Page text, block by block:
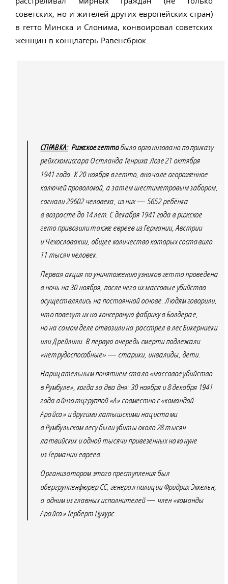
советских, но и жителей других европейских стран)
в гетто Минска и Слонима, конвоировал советских
женщин в концлагерь Равенсбрюк...
СПРАВКА: Рижское геттобыло организовано по приказу
рейхскомиссара Остланда Генриха Лозе 21 октября
1941 года. К 20 ноября в гетто, вначале огороженное
колючей проволокой, а затем шестиметровым забором,
согнали 29602 человека, из них — 5652 ребёнка
в возрасте до 14 лет. С декабря 1941 года в рижское
гето привозили также евреев из Германии, Австрии
и Чехословакии, общее количество которых составило
11 тысяч человек.
Первая акция по уничтожению узников гетто проведена
в ночь на 30 ноября, после чего их массовые убийства
осуществлялись на постоянной основе. Людям говорили,
что повезут их на консервную фабрику в Болдерае,
но на самом деле отвозили на расстрел в лес Бикерниеки
или Дрейлини. В первую очередь смерти подлежали
«нетрудоспособные» — старики, инвалиды, дети.
Нарицательным понятием стало «массовое убийство
в Румбуле», когда за два дня: 30 ноября и 8 декабря 1941
года айнзатцгруппой «А» совместно с «командой
Арайса» и другими латышскими нацистами
в Румбульском лесу были убиты около 28 тысяч
латвийских и одной тысячи привезённых накануне
из Германии евреев.
Организатором этого преступления был
обергруппенфюрер СС, генерал полиции Фридрих Эккельн,
а одним из главных исполнителей — член «команды
Арайса» Герберт Цукурс.